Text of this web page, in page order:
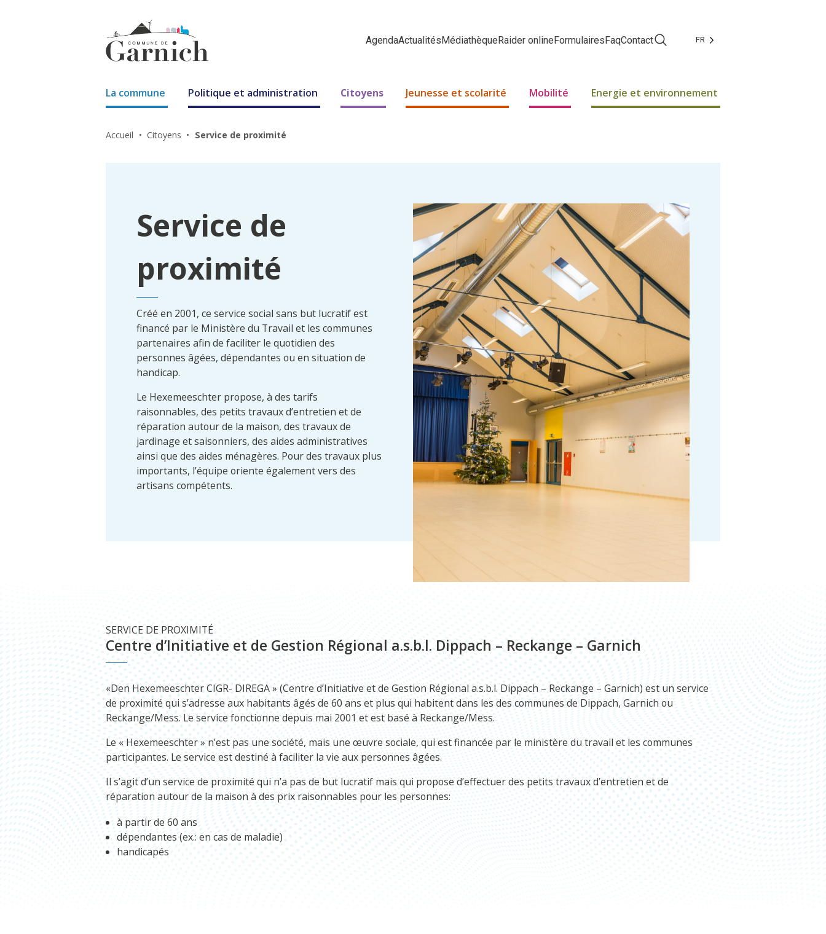
AgendaActualitésMédiathèqueRaider onlineFormulairesFaqContact Facebook
Instagram
FR
La commune Politique et administration Citoyens Jeunesse et scolarité Mobilité Energie et environnement
Accueil Citoyens Service de proximité
Service de
proximité
Créé en 2001, ce service social sans but lucratif est
financé par le Ministère du Travail et les communes
partenaires afin de faciliter le quotidien des
personnes âgées, dépendantes ou en situation de
handicap.
Le Hexemeeschter propose, à des tarifs
raisonnables, des petits travaux d’entretien et de
réparation autour de la maison, des travaux de
jardinage et saisonniers, des aides administratives
ainsi que des aides ménagères. Pour des travaux plus
importants, l’équipe oriente également vers des
artisans compétents.
Centre d’Initiative et de Gestion Régional a.s.b.l. Dippach – Reckange – Garnich
SERVICE DE PROXIMITÉ
«Den Hexemeeschter CIGR- DIREGA » (Centre d’Initiative et de Gestion Régional a.s.b.l. Dippach – Reckange – Garnich) est un service
de proximité qui s’adresse aux habitants âgés de 60 ans et plus qui habitent dans les des communes de Dippach, Garnich ou
Reckange/Mess. Le service fonctionne depuis mai 2001 et est basé à Reckange/Mess.
Le « Hexemeeschter » n’est pas une société, mais une œuvre sociale, qui est financée par le ministère du travail et les communes
participantes. Le service est destiné à faciliter la vie aux personnes âgées.
Il s’agit d’un service de proximité qui n’a pas de but lucratif mais qui propose d’effectuer des petits travaux d’entretien et de
réparation autour de la maison à des prix raisonnables pour les personnes:
à partir de 60 ans
dépendantes (ex.: en cas de maladie)
handicapés